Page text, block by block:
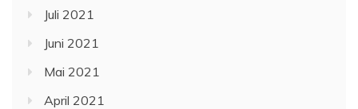
Juli 2021
Juni 2021
Mai 2021
April 2021